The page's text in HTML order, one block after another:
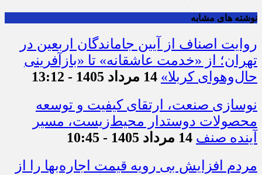
نوشته های مشابه
روایت اصناف از آیین جاماندگان اربعین در
تهران؛ از «خدمت عاشقانه» تا «بازآفرینی
حال‌وهوای کربلا» 14 مرداد 1405 - 13:12
نوسازی صنعت، ارتقای کیفیت و توسعه
محصولات دوستدار محیط‌زیست، مسیر
آینده صنف 14 مرداد 1405 - 10:45
مردم افزایش بی رویه قیمت اجاره‌بها را از